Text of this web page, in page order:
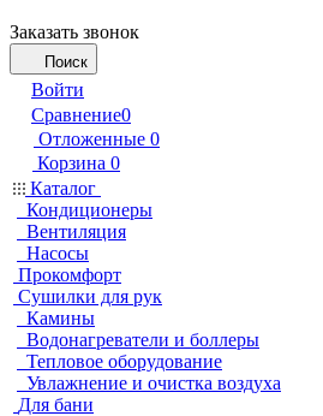
Заказать звонок
Поиск
Войти
Сравнение0
Отложенные 0
Корзина 0
Каталог
Кондиционеры
Вентиляция
Насосы
Прокомфорт
Сушилки для рук
Камины
Водонагреватели и боллеры
Тепловое оборудование
Увлажнение и очистка воздуха
Для бани